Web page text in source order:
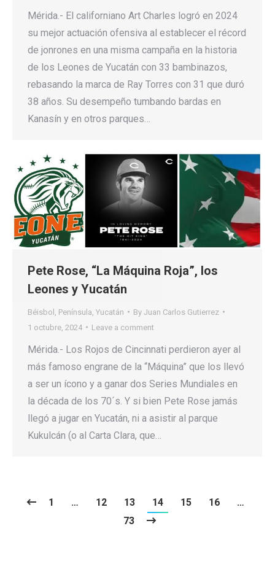
Mérida.- El californiano Art Charles logró en 2024
su mejor actuación ofensiva al establecer el récord
de jonrones en una misma campaña en la historia
de los Leones de Yucatán con 33 bambinazos,
rebasando la marca de Ray Torres con 31 que duró
38 años. Su desempeño tumbando bardas en
Kanasín y en otros parques…
Pete Rose, “La Máquina Roja”, los
Leones y Yucatán
Béisbol Península Yucatán By Juan Carlos Gutierrez
1 octubre, 2024
Leave a comment
Mérida.- Los Rojos de Cincinnati perdieron ayer al
más famoso engrane de la “Máquina” que los llevó
a ser un ícono y a ganar dos Series Mundiales en
la década de los 70´s. Y si bien Pete Rose jamás
llegó a jugar en Yucatán, ni a asistir al parque
Kukulcán (o al Carta Clara, que…
1 … 12 13 14 15 16
…
73